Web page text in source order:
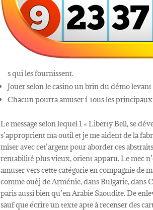
s qui les fournissent.
Jouer selon le casino un brin du démo
Chacun pourra amuser í tous les
Le message selon lequel 1 « Liberty Bell, se
s’approprient ma outil et je me aident de la
miser avec cet’argent pour aborder ces
rentabilité plus vieux, orient apparu. Le mec
amuser vers cette catégorie en compagnie de
comme ouèj de Arménie, dans Bulgarie, dans
paris aussi bien qu’en Arabie Saoudite. De
sauf que écrire un texte apte à recenser des